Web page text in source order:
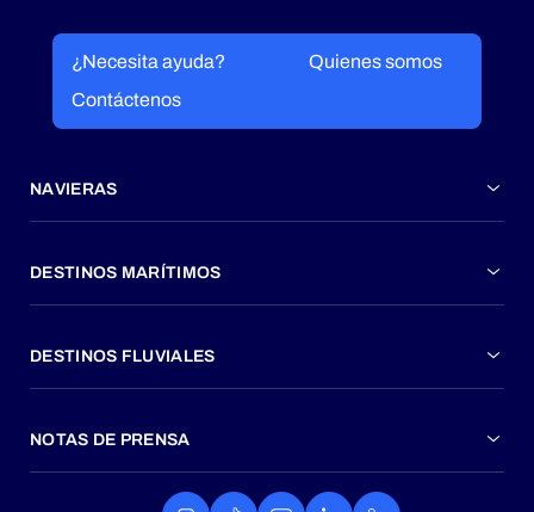
¿Necesita ayuda?
Quienes somos
Contáctenos
NAVIERAS
DESTINOS MARÍTIMOS
DESTINOS FLUVIALES
NOTAS DE PRENSA